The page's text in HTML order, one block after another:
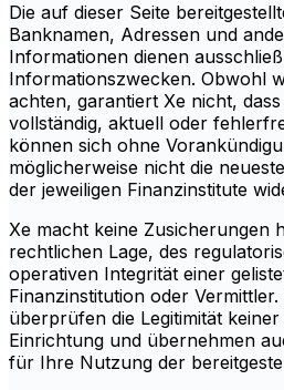
Die auf dieser Seite
Banknamen, Adressen und
Informationen dienen
Informationszwecken. Obwohl
achten, garantiert Xe nicht,
vollständig, aktuell oder
können sich ohne
möglicherweise nicht die
der jeweiligen Finanzinstitute
Xe macht keine Zusicherungen
rechtlichen Lage, des
operativen Integrität einer
Finanzinstitution oder
überprüfen die Legitimität
Einrichtung und übernehmen
für Ihre Nutzung der